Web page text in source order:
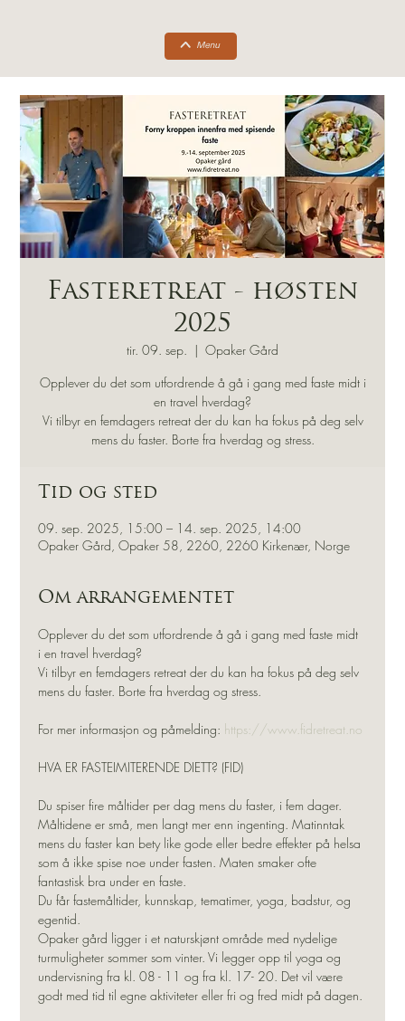
Fasteretreat - høsten
2025
tir. 09. sep.
  |
Opaker Gård
Opplever du det som utfordrende å gå i gang med faste midt i
en travel hverdag?
Vi tilbyr en femdagers retreat der du kan ha fokus på deg selv
mens du faster. Borte fra hverdag og stress.
Tid og sted
09. sep. 2025, 15:00 – 14. sep. 2025, 14:00
Opaker Gård, Opaker 58, 2260, 2260 Kirkenær, Norge
Om arrangementet
Opplever du det som utfordrende å gå i gang med faste midt
i en travel hverdag?
Vi tilbyr en femdagers retreat der du kan ha fokus på deg selv
mens du faster. Borte fra hverdag og stress.
For mer informasjon og påmelding: https://www.fidretreat.no
HVA ER FASTEIMITERENDE DIETT? (FID)
Du spiser fire måltider per dag mens du faster, i fem dager.
Måltidene er små, men langt mer enn ingenting. Matinntak
mens du faster kan bety like gode eller bedre effekter på helsa
som å ikke spise noe under fasten. Maten smaker ofte
fantastisk bra under en faste.
Du får fastemåltider, kunnskap, tematimer, yoga, badstur, og
egentid.
Opaker gård ligger i et naturskjønt område med nydelige
turmuligheter sommer som vinter. Vi legger opp til yoga og
undervisning fra kl. 08 - 11 og fra kl. 17- 20. Det vil være
godt med tid til egne aktiviteter eller fri og fred midt på dagen.